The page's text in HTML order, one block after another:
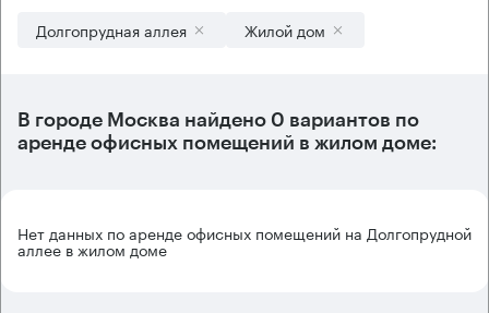
Долгопрудная аллея Жилой дом
В городе Москва найдено 0 вариантов по
аренде офисных помещений в жилом доме:
Нет данных по аренде офисных помещений на Долгопрудной
аллее в жилом доме